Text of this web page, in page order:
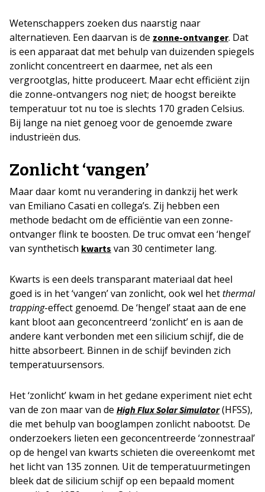
Wetenschappers zoeken dus naarstig naar
alternatieven. Een daarvan is de zonne-ontvanger. Dat
is een apparaat dat met behulp van duizenden spiegels
zonlicht concentreert en daarmee, net als een
vergrootglas, hitte produceert. Maar echt efficiënt zijn
die zonne-ontvangers nog niet; de hoogst bereikte
temperatuur tot nu toe is slechts 170 graden Celsius.
Bij lange na niet genoeg voor de genoemde zware
industrieën dus.
Zonlicht ‘vangen’
Maar daar komt nu verandering in dankzij het werk
van Emiliano Casati en collega’s. Zij hebben een
methode bedacht om de efficiëntie van een zonne-
ontvanger flink te boosten. De truc omvat een ‘hengel’
van synthetisch kwarts van 30 centimeter lang.
Kwarts is een deels transparant materiaal dat heel
goed is in het ‘vangen’ van zonlicht, ook wel hetthermal
trapping-effect genoemd. De ‘hengel’ staat aan de ene
kant bloot aan geconcentreerd ‘zonlicht’ en is aan de
andere kant verbonden met een silicium schijf, die de
hitte absorbeert. Binnen in de schijf bevinden zich
temperatuursensors.
Het ‘zonlicht’ kwam in het gedane experiment niet echt
van de zon maar van de High Flux Solar Simulator(HFSS),
die met behulp van booglampen zonlicht nabootst. De
onderzoekers lieten een geconcentreerde ‘zonnestraal’
op de hengel van kwarts schieten die overeenkomt met
het licht van 135 zonnen. Uit de temperatuurmetingen
bleek dat de silicium schijf op een bepaald moment